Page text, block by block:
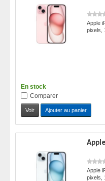
Apple
pixels,
En stock
Comparer
Voir Ajouter au panier
Apple
pixels,